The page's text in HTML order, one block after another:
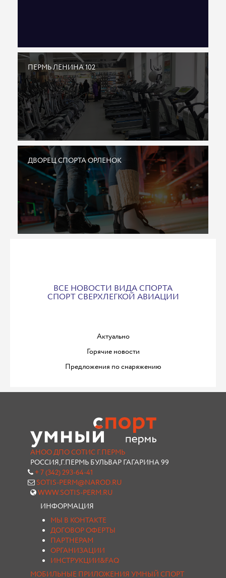
ПЕРМЬ ЛЕНИНА 102
ДВОРЕЦ СПОРТА ОРЛЕНОК
ВСЕ НОВОСТИ ВИДА СПОРТА
СПОРТ СВЕРХЛЕГКОЙ АВИАЦИИ
Актуально
Горячие новости
Предложения по снаряжению
АНОО ДПО СОТИС Г.ПЕРМЬ
РОССИЯ,Г.ПЕРМЬ БУЛЬВАР ГАГАРИНА 99
+ 7 (342) 293-64-41
SOTIS-PERM@NAROD.RU
WWW.SOTIS-PERM.RU
ИНФОРМАЦИЯ
МЫ В КОНТАКТЕ
ДОГОВОР ОФЕРТЫ
ПАРТНЕРАМ
ОРГАНИЗАЦИИ
ИНСТРУКЦИИ&FAQ
МОБИЛЬНЫЕ ПРИЛОЖЕНИЯ УМНЫЙ СПОРТ